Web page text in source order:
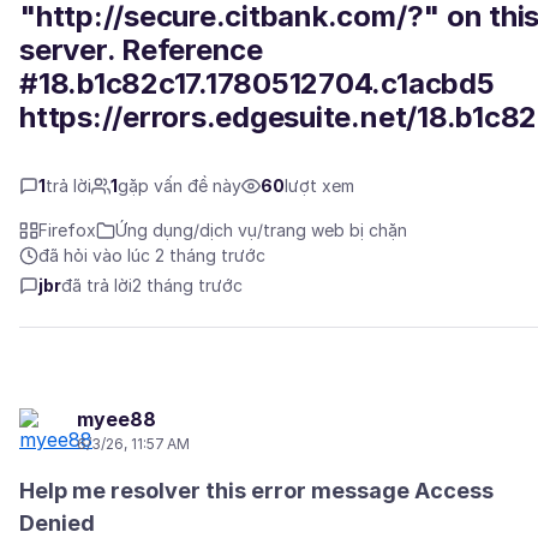
"http://secure.citbank.com/?" on
server. Reference
#18.b1c82c17.1780512704.c1acbd5
https://errors.edgesuite.net/
1trả lời 1gặp vấn đề này 60lượt xem
Firefox
Ứng dụng/dịch vụ/trang web bị chặn
đã hỏi vào lúc 2 tháng trước
jbrđã trả lời2 tháng trước
myee88
6/3/26, 11:57 AM
Help me resolver this error message Access